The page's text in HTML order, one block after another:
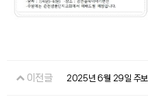
이전글 2025년 6월 29일 주보